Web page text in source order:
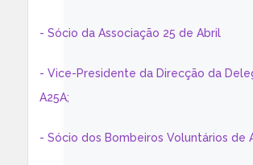
- Sócio da Associação 25 de Abril
- Vice-Presidente da Direcção da
A25A;
- Sócio dos Bombeiros Voluntários de